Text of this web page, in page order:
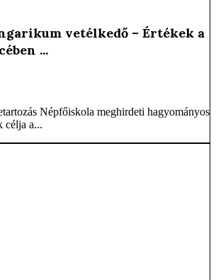
vetélkedő – Értékek a
...
Népfőiskola meghirdeti hagyományos
célja a...